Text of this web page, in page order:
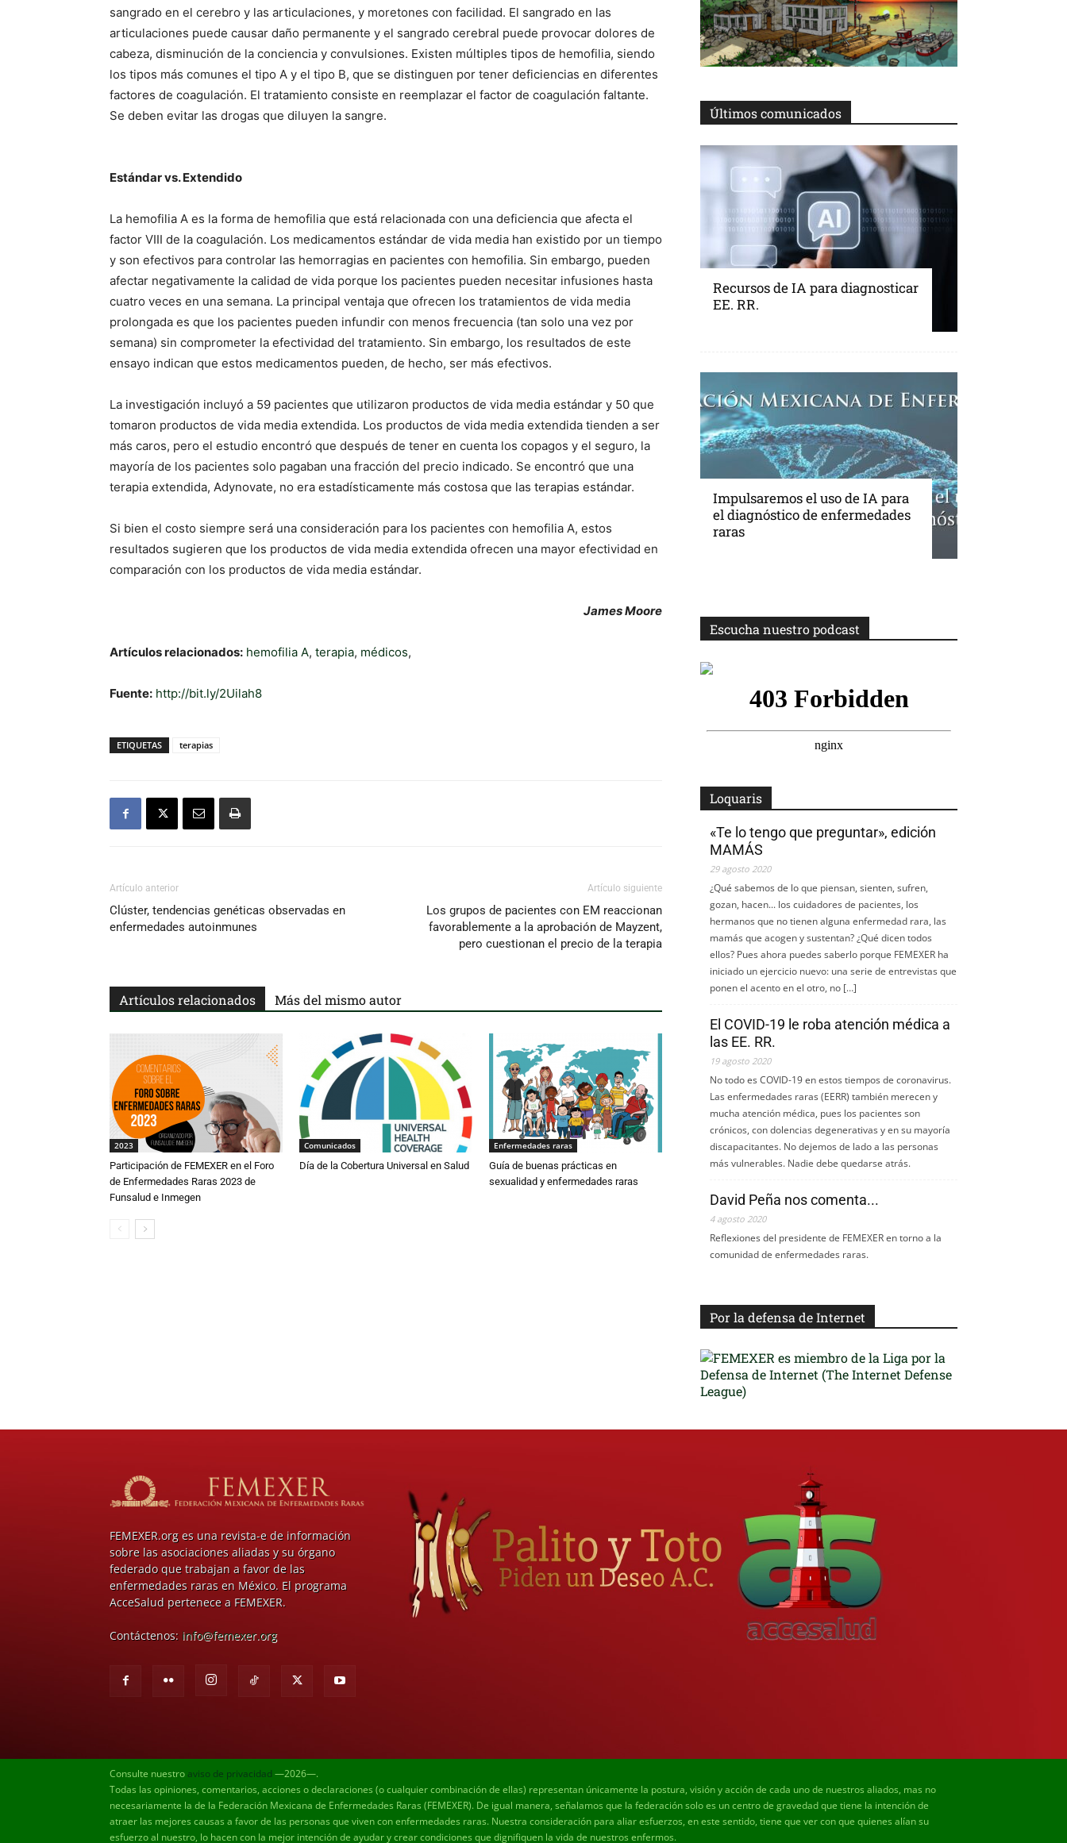
sangrado en el cerebro y las articulaciones, y moretones con facilidad. El sangrado en las
articulaciones puede causar daño permanente y el sangrado cerebral puede provocar dolores de
cabeza, disminución de la conciencia y convulsiones. Existen múltiples tipos de hemofilia, siendo
los tipos más comunes el tipo A y el tipo B, que se distinguen por tener deficiencias en diferentes
factores de coagulación. El tratamiento consiste en reemplazar el factor de coagulación faltante.
Se deben evitar las drogas que diluyen la sangre.
Estándar vs. Extendido
La hemofilia A es la forma de hemofilia que está relacionada con una deficiencia que afecta el
factor VIII de la coagulación. Los medicamentos estándar de vida media han existido por un tiempo
y son efectivos para controlar las hemorragias en pacientes con hemofilia. Sin embargo, pueden
afectar negativamente la calidad de vida porque los pacientes pueden necesitar infusiones hasta
cuatro veces en una semana. La principal ventaja que ofrecen los tratamientos de vida media
prolongada es que los pacientes pueden infundir con menos frecuencia (tan solo una vez por
semana) sin comprometer la efectividad del tratamiento. Sin embargo, los resultados de este
ensayo indican que estos medicamentos pueden, de hecho, ser más efectivos.
La investigación incluyó a 59 pacientes que utilizaron productos de vida media estándar y 50 que
tomaron productos de vida media extendida. Los productos de vida media extendida tienden a ser
más caros, pero el estudio encontró que después de tener en cuenta los copagos y el seguro, la
mayoría de los pacientes solo pagaban una fracción del precio indicado. Se encontró que una
terapia extendida, Adynovate, no era estadísticamente más costosa que las terapias estándar.
Si bien el costo siempre será una consideración para los pacientes con hemofilia A, estos
resultados sugieren que los productos de vida media extendida ofrecen una mayor efectividad en
comparación con los productos de vida media estándar.
James Moore
Artículos relacionados: hemofilia A, terapia, médicos,
Fuente: http://bit.ly/2Uilah8
ETIQUETAS terapias
Artículo anterior
Clúster, tendencias genéticas observadas en
enfermedades autoinmunes
Artículo siguiente
Los grupos de pacientes con EM reaccionan
favorablemente a la aprobación de Mayzent,
pero cuestionan el precio de la terapia
Artículos relacionados Más del mismo autor
2023
Participación de FEMEXER en el Foro
de Enfermedades Raras 2023 de
Funsalud e Inmegen
Comunicados
Día de la Cobertura Universal en Salud
Enfermedades raras
Guía de buenas prácticas en
sexualidad y enfermedades raras
Últimos comunicados
Recursos de IA para diagnosticar
EE. RR.
Impulsaremos el uso de IA para
el diagnóstico de enfermedades
raras
Escucha nuestro podcast
Loquaris
«Te lo tengo que preguntar», edición
MAMÁS
29 agosto 2020
¿Qué sabemos de lo que piensan, sienten, sufren,
gozan, hacen... los cuidadores de pacientes, los
hermanos que no tienen alguna enfermedad rara, las
mamás que acogen y sustentan? ¿Qué dicen todos
ellos? Pues ahora puedes saberlo porque FEMEXER ha
iniciado un ejercicio nuevo: una serie de entrevistas que
ponen el acento en el otro, no […]
El COVID-19 le roba atención médica a
las EE. RR.
19 agosto 2020
No todo es COVID-19 en estos tiempos de coronavirus.
Las enfermedades raras (EERR) también merecen y
mucha atención médica, pues los pacientes son
crónicos, con dolencias degenerativas y en su mayoría
discapacitantes. No dejemos de lado a las personas
más vulnerables. Nadie debe quedarse atrás.
David Peña nos comenta...
4 agosto 2020
Reflexiones del presidente de FEMEXER en torno a la
comunidad de enfermedades raras.
Por la defensa de Internet
FEMEXER.org es una revista-e de información
sobre las asociaciones aliadas y su órgano
federado que trabajan a favor de las
enfermedades raras en México. El programa
AcceSalud pertenece a FEMEXER.
Contáctenos: info@femexer.org
Consulte nuestro aviso de privacidad —2026—.
Todas las opiniones, comentarios, acciones o declaraciones (o cualquier combinación de ellas) representan únicamente la postura, visión y acción de cada uno de nuestros aliados, mas no
necesariamente la de la Federación Mexicana de Enfermedades Raras (FEMEXER). De igual manera, señalamos que la federación solo es un centro de gravedad que tiene la intención de
atraer las mejores causas a favor de las personas que viven con enfermedades raras. Nuestra consideración para aliar esfuerzos, en este sentido, tiene que ver con que quienes alían su
esfuerzo al nuestro, lo hacen con la mejor intención de ayudar y crear condiciones que dignifiquen la vida de nuestros enfermos.